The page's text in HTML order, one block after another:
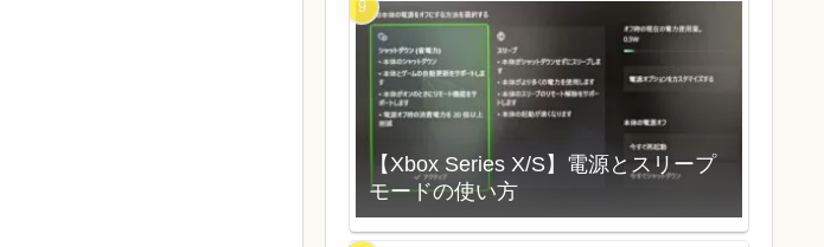
【Xbox Series X/S】電源とスリープ
モードの使い方